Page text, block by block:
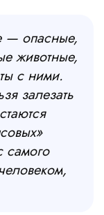
— опасные,
животные,
с ними.
залезать
самого